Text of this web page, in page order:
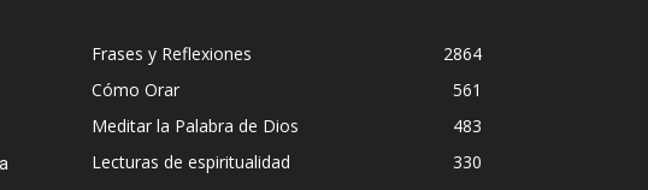
Frases y Reflexiones
2864
Cómo Orar
561
Meditar la Palabra de Dios
483
Lecturas de espiritualidad
330